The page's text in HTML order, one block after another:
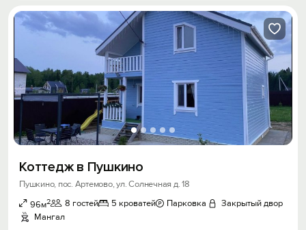
Коттедж в Пушкино
Пушкино, пос. Артемово, ул. Солнечная д. 18
96м2 8 гостей 5 кроватей Парковка
Закрытый двор
Мангал